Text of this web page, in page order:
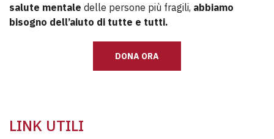
salute mentale delle persone più fragili, abbiamo
bisogno dell’aiuto di tutte e tutti.
DONA ORA
LINK UTILI